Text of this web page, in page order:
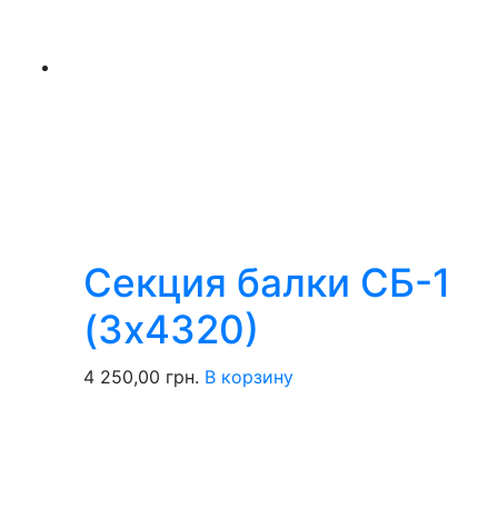
Секция балки СБ-1
(3х4320)
4 250,00 грн. В корзину